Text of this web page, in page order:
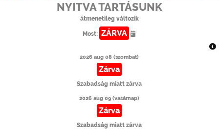
NYITVA TARTÁSUNK
átmenetileg változik
Most: ZÁRVA
2026 aug 08 (szombat)
Zárva
Szabadság miatt zárva
2026 aug 09 (vasárnap)
Zárva
Szabadság miatt zárva